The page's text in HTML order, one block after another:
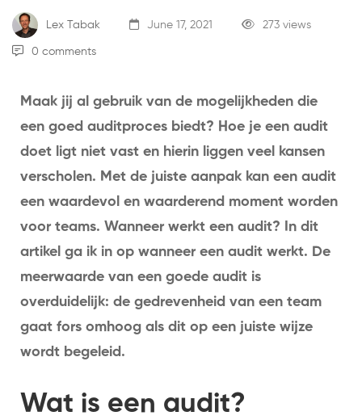
Lex Tabak June 17, 2021 273 views
0 comments
Maak jij al gebruik van de mogelijkheden die
een goed auditproces biedt? Hoe je een audit
doet ligt niet vast en hierin liggen veel kansen
verscholen. Met de juiste aanpak kan een audit
een waardevol en waarderend moment worden
voor teams. Wanneer werkt een audit? In dit
artikel ga ik in op wanneer een audit werkt. De
meerwaarde van een goede audit is
overduidelijk: de gedrevenheid van een team
gaat fors omhoog als dit op een juiste wijze
wordt begeleid.
Wat is een audit?